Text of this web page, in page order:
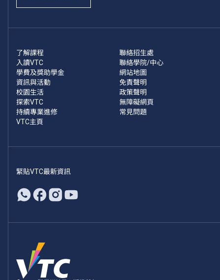
了解課程
入讀VTC
學費及獎助學金
資訊與活動
校園生活
探索VTC
持續專業進修
VTC主頁
聯絡招生處
聯絡學院/中心
網站地圖
免責聲明
政策聲明
無障礙網頁
常見問題
緊貼VTC最新資訊